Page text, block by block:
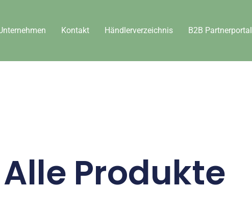
Kontakt Händlerverzeichnis B2B Partnerportal
Alle Produkte